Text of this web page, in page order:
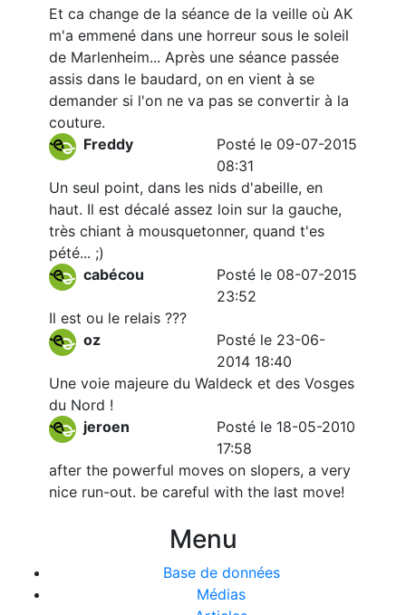
Et ca change de la séance de la veille où AK
m'a emmené dans une horreur sous le soleil
de Marlenheim... Après une séance passée
assis dans le baudard, on en vient à se
demander si l'on ne va pas se convertir à la
couture.
Freddy
Posté le 09-07-2015
08:31
Un seul point, dans les nids d'abeille, en
haut. Il est décalé assez loin sur la gauche,
très chiant à mousquetonner, quand t'es
pété... ;)
cabécou
Posté le 08-07-2015
23:52
Il est ou le relais ???
oz
Posté le 23-06-
2014 18:40
Une voie majeure du Waldeck et des Vosges
du Nord !
jeroen
Posté le 18-05-2010
17:58
after the powerful moves on slopers, a very
nice run-out. be careful with the last move!
Menu
Base de données
Médias